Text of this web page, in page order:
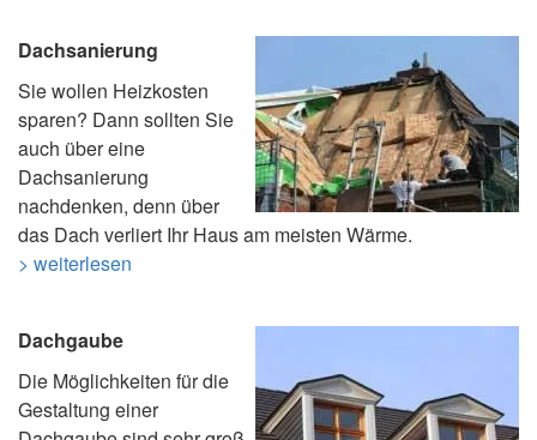
Dachsanierung
Sie wollen Heizkosten
sparen? Dann sollten Sie
auch über eine
Dachsanierung
nachdenken, denn über
das Dach verliert Ihr Haus am meisten Wärme.
> weiterlesen
Dachgaube
Die Möglichkeiten für die
Gestaltung einer